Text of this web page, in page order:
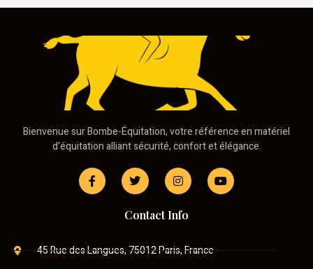
Bienvenue sur Bombe-Équitation, votre référence en matériel
d’équitation alliant sécurité, confort et élégance.
Contact Info
45 Rue des Langues, 75012 Paris, France